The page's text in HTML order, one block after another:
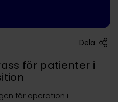
för patienter i
för operation i
Dela